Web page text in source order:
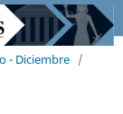
- Diciembre /